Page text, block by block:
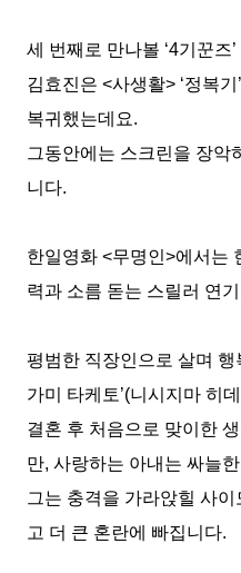
세 번째로 만나볼 ‘4기꾼즈’
김효진은 <사생활> ‘정복기 ’
복귀했는데요.
그동안에는 스크린을 장악
니다.
한일영화 <무명인>에서는
력과 소름 돋는 스릴러 연
평범한 직장인으로 살며
가미 타케토’(니시지마 히데
결혼 후 처음으로 맞이한
만, 사랑하는 아내는 싸늘
그는 충격을 가라앉힐 사
고 더 큰 혼란에 빠집니다.